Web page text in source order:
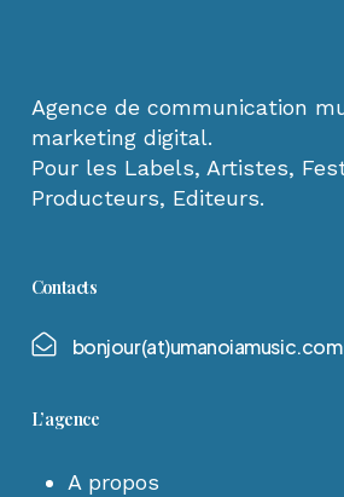
Agence de communication
marketing digital.
Pour les Labels, Artistes,
Producteurs, Editeurs.
Contacts
bonjour(at)umanoiamusic.com
L’agence
A propos